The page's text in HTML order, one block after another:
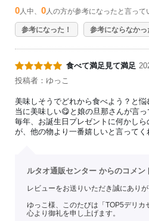
0 人中、 0 人の方が参考になったと言って
参考になった！ 参考にならなかっ
食べて満足見て満足
投稿者：ゆっこ
美味しそうでどれから食べよう？と
当に美味しい😋と娘の旦那さんが言っ
毎年、お誕生日プレゼントに何かし
が、他の物より一番嬉しいと言ってく
ルタオ通販センター からのコメン
レビューをお送りいただき誠にありが
ゆっこ様、このたびは「TOP5デリカ
心より御礼を申し上げます。